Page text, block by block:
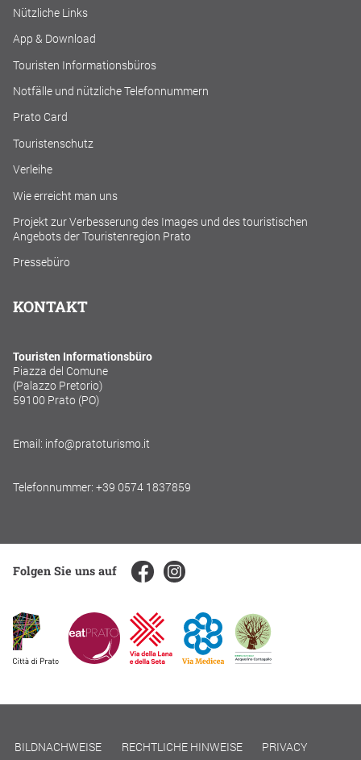
Nützliche Links
App & Download
Touristen Informationsbüros
Notfälle und nützliche Telefonnummern
Prato Card
Touristenschutz
Verleihe
Wie erreicht man uns
Projekt zur Verbesserung des Images und des touristischen
Angebots der Touristenregion Prato
Pressebüro
KONTAKT
Touristen Informationsbüro
Piazza del Comune
(Palazzo Pretorio)
59100 Prato (PO)
Email: info@pratoturismo.it
Telefonnummer: +39 0574 1837859
Folgen Sie uns auf
BILDNACHWEISE RECHTLICHE HINWEISE PRIVACY